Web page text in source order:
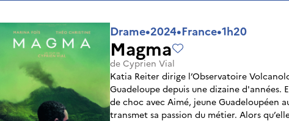
Drame•2024•France•1h20
Magma
de Cyprien Vial
Katia Reiter dirige l’Observatoire
Guadeloupe depuis une dizaine d'années.
de choc avec Aimé, jeune Guadeloupéen
transmet sa passion du métier. Alors